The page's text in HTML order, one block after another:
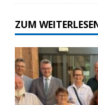
ZUM